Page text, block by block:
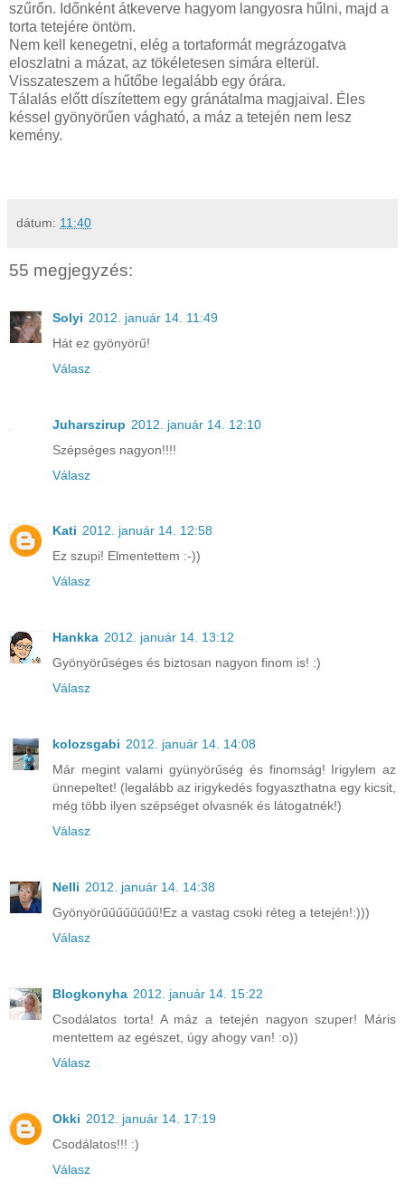
szűrőn. Időnként átkeverve hagyom langyosra hűlni, majd a
torta tetejére öntöm.
Nem kell kenegetni, elég a tortaformát megrázogatva
eloszlatni a mázat, az tökéletesen simára elterül.
Visszateszem a hűtőbe legalább egy órára.
Tálalás előtt díszítettem egy gránátalma magjaival. Éles
késsel gyönyörűen vágható, a máz a tetején nem lesz
kemény.
dátum: 11:40
55 megjegyzés:
Solyi 2012. január 14. 11:49
Hát ez gyönyörű!
Válasz
Juharszirup 2012. január 14. 12:10
Szépséges nagyon!!!!
Válasz
Kati 2012. január 14. 12:58
Ez szupi! Elmentettem :-))
Válasz
Hankka 2012. január 14. 13:12
Gyönyörűséges és biztosan nagyon finom is! :)
Válasz
kolozsgabi 2012. január 14. 14:08
Már megint valami gyünyörűség és finomság! Irigylem az
ünnepeltet! (legalább az irigykedés fogyaszthatna egy kicsit,
még több ilyen szépséget olvasnék és látogatnék!)
Válasz
Nelli 2012. január 14. 14:38
Gyönyörűűűűűűűű!Ez a vastag csoki réteg a tetején!:)))
Válasz
Blogkonyha 2012. január 14. 15:22
Csodálatos torta! A máz a tetején nagyon szuper! Máris
mentettem az egészet, úgy ahogy van! :o))
Válasz
Okki 2012. január 14. 17:19
Csodálatos!!! :)
Válasz